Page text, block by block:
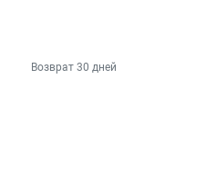
Возврат 30 дней